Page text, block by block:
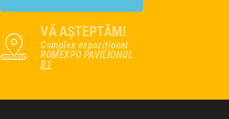
VĂ AȘTEPTĂM!
Complex expozițional
ROMEXPO PAVILIONUL
B1